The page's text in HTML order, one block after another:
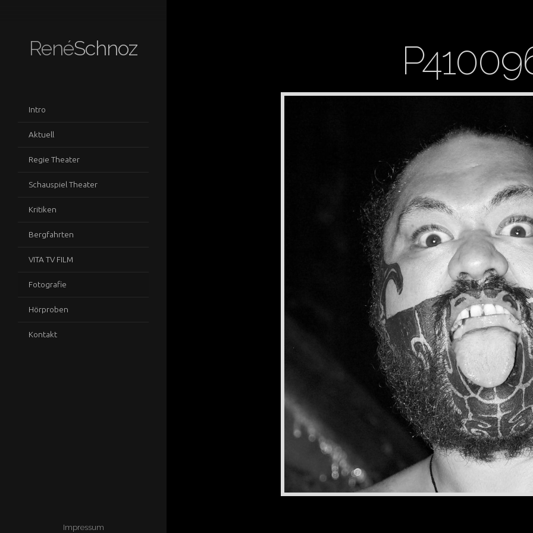
RenéSchnoz
Intro
Aktuell
Regie Theater
Schauspiel Theater
Kritiken
Bergfahrten
VITA TV FILM
Fotografie
Hörproben
Kontakt
Impressum